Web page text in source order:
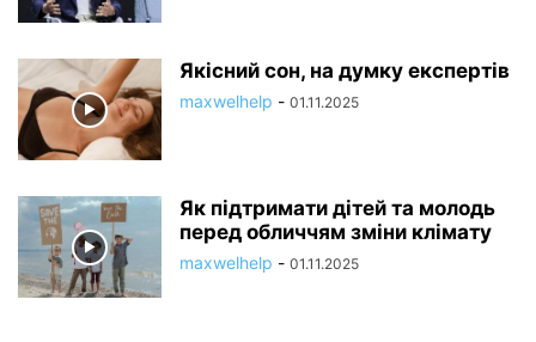
Якісний сон, на думку експертів
maxwelhelp - 01.11.2025
Як підтримати дітей та молодь
перед обличчям зміни клімату
maxwelhelp - 01.11.2025